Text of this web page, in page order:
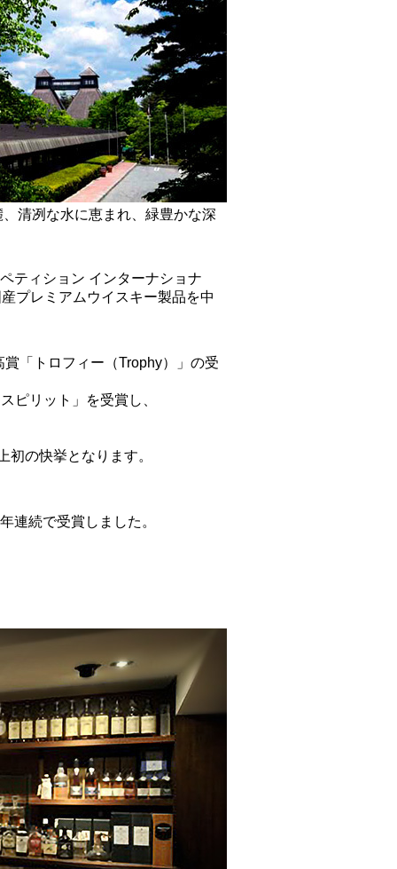
清冽な水に恵まれ、緑豊かな深
ティション インターナショナ
プレミアムウイスキー製品を中
「トロフィー（Trophy）」の受
ピリット」を受賞し、
の快挙となります。
連続で受賞しました。